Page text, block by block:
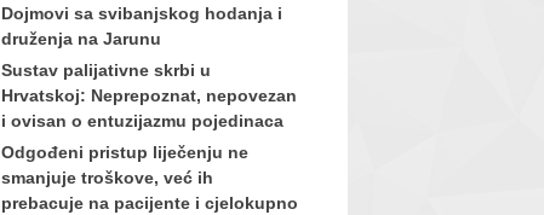
Dojmovi sa svibanjskog hodanja i
druženja na Jarunu
Sustav palijativne skrbi u
Hrvatskoj: Neprepoznat, nepovezan
i ovisan o entuzijazmu pojedinaca
Odgođeni pristup liječenju ne
smanjuje troškove, već ih
prebacuje na pacijente i cjelokupno